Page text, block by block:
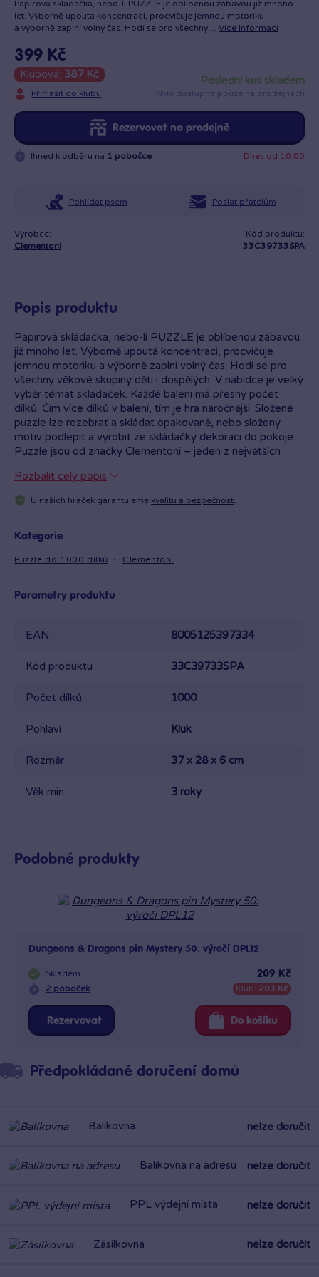
Papírová skládačka, nebo-li PUZZLE je oblíbenou zábavou již mnoho
let. Výborně upoutá koncentraci, procvičuje jemnou motoriku
a výborně zaplní volný čas. Hodí se pro všechny… Více informací
399 Kč
Klubová: 387 Kč
Přihlásit do klubu
poslední kus skladem
Nyní dostupné pouze na prodejnách
Rezervovat na prodejně
Ihned k odběru na 1 pobočce Dnes od 10:00
Pohlídat psem Poslat přátelům
Výrobce:
Clementoni
Kód produktu:
33C39733SPA
Popis produktu
Papírová skládačka, nebo-li PUZZLE je oblíbenou zábavou
již mnoho let. Výborně upoutá koncentraci, procvičuje
jemnou motoriku a výborně zaplní volný čas. Hodí se pro
všechny věkové skupiny dětí i dospělých. V nabídce je velký
výběr témat skládaček. Každé balení má přesný počet
dílků. Čím více dílků v balení, tím je hra náročnější. Složené
puzzle lze rozebrat a skládat opakovaně, nebo složený
motiv podlepit a vyrobit ze skládačky dekoraci do pokoje.
Puzzle jsou od značky Clementoni – jeden z největších
i v provedení 3D a originální kostky z Disney kolekce.
Rozbalit celý popis
U našich hraček garantujeme kvalitu a bezpečnost.
Kategorie
Puzzle do 1000 dílků Clementoni
Parametry produktu
EAN 8005125397334
Kód produktu 33C39733SPA
Počet dílků 1000
Pohlaví Kluk
Rozměr 37 x 28 x 6 cm
Věk min 3 roky
Podobné produkty
Dungeons & Dragons pin Mystery 50. výročí DPL12
Skladem
2 poboček
209 Kč
Klub: 203 Kč
Rezervovat Do košíku
Předpokládané doručení domů
Balíkovna nelze doručit
Balíkovna na adresu nelze doručit
PPL výdejní místa nelze doručit
Zásilkovna nelze doručit